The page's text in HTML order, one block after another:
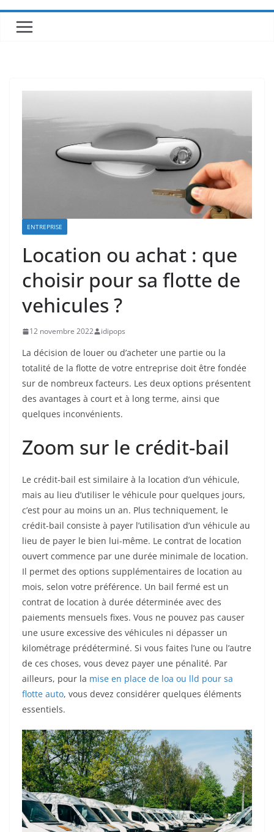
ENTREPRISE
Location ou achat : que
choisir pour sa flotte de
vehicules ?
12 novembre 2022 idipops
La décision de louer ou d’acheter une partie ou la
totalité de la flotte de votre entreprise doit être fondée
sur de nombreux facteurs. Les deux options présentent
des avantages à court et à long terme, ainsi que
quelques inconvénients.
Zoom sur le crédit-bail
Le crédit-bail est similaire à la location d’un véhicule,
mais au lieu d’utiliser le véhicule pour quelques jours,
c’est pour au moins un an. Plus techniquement, le
crédit-bail consiste à payer l’utilisation d’un véhicule au
lieu de payer le bien lui-même. Le contrat de location
ouvert commence par une durée minimale de location.
Il permet des options supplémentaires de location au
mois, selon votre préférence. Un bail fermé est un
contrat de location à durée déterminée avec des
paiements mensuels fixes. Vous ne pouvez pas causer
une usure excessive des véhicules ni dépasser un
kilométrage prédéterminé. Si vous faites l’une ou l’autre
de ces choses, vous devez payer une pénalité. Par
ailleurs, pour la mise en place de loa ou lld pour sa
flotte auto, vous devez considérer quelques éléments
essentiels.